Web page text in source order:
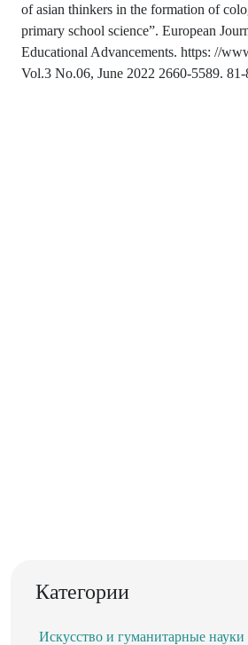
of asian thinkers in the formation of
primary school science”. European
Educational Advancements. https: //
Vol.3 No.06, June 2022 2660-5589. 81-
Категории
Искусство и гуманитарные науки